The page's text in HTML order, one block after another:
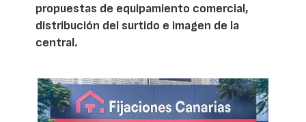
propuestas de equipamiento comercial,
distribución del surtido e imagen de la
central.